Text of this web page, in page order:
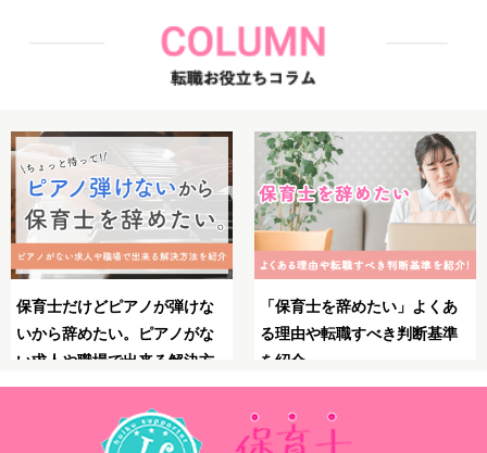
保育士としてのブランクが不
安！復職・再就職の前にやっ
ておくべきことや必要な準備
を解説！
保育士のやりがいとは？魅
力・大変さ・やりがいを感
る瞬間を紹介！